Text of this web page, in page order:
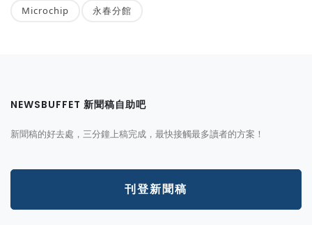
Microchip 永春分館
NEWSBUFFET 新聞稿自助吧
新聞稿的好去處，三分鐘上稿完成，最快接觸最多讀者的方案！
刊登新聞稿